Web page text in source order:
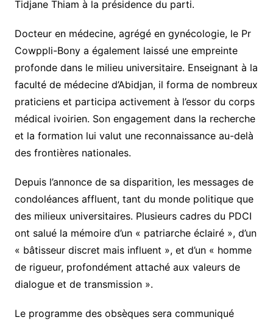
Tidjane Thiam à la présidence du parti.
Docteur en médecine, agrégé en gynécologie, le Pr
Cowppli-Bony a également laissé une empreinte
profonde dans le milieu universitaire. Enseignant à la
faculté de médecine d’Abidjan, il forma de nombreux
praticiens et participa activement à l’essor du corps
médical ivoirien. Son engagement dans la recherche
et la formation lui valut une reconnaissance au-delà
des frontières nationales.
Depuis l’annonce de sa disparition, les messages de
condoléances affluent, tant du monde politique que
des milieux universitaires. Plusieurs cadres du PDCI
ont salué la mémoire d’un « patriarche éclairé », d’un
« bâtisseur discret mais influent », et d’un « homme
de rigueur, profondément attaché aux valeurs de
dialogue et de transmission ».
Le programme des obsèques sera communiqué